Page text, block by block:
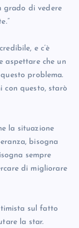
grado di vedere
e c’è
aspettare che un
problema.
con questo, starò
la situazione
bisogna
sempre
di migliorare
sul fatto
la star.